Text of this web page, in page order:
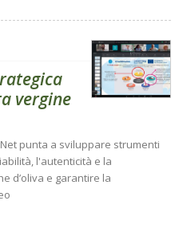
vergine
punta a sviluppare strumenti
l'autenticità e la
d’oliva e garantire la